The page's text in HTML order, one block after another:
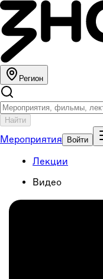
Регион
Найти
Мероприятия Войти
Лекции
Видео